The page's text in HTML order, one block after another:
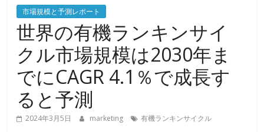
市場規模と予測レポート
世界の有機ランキンサイ
クル市場規模は2030年ま
でにCAGR 4.1％で成長す
ると予測
2024年3月5日 marketing 有機ランキンサイクル